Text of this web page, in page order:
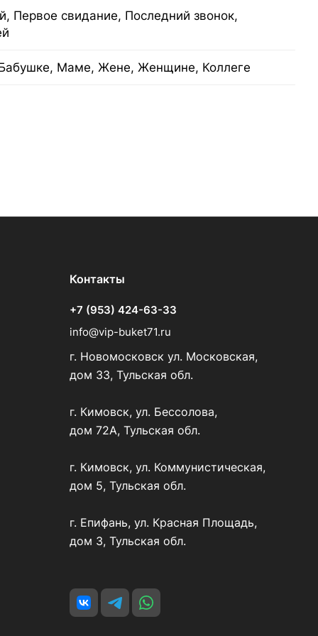
Первое свидание, Последний звонок,
Маме, Жене, Женщине, Коллеге
Контакты
+7 (953) 424-63-33
info@vip-buket71.ru
г. Новомосковск ул. Московская,
дом 33, Тульская обл.
г. Кимовск, ул. Бессолова,
дом 72А, Тульская обл.
г. Кимовск, ул. Коммунистическая,
дом 5, Тульская обл.
г. Епифань, ул. Красная Площадь,
дом 3, Тульская обл.